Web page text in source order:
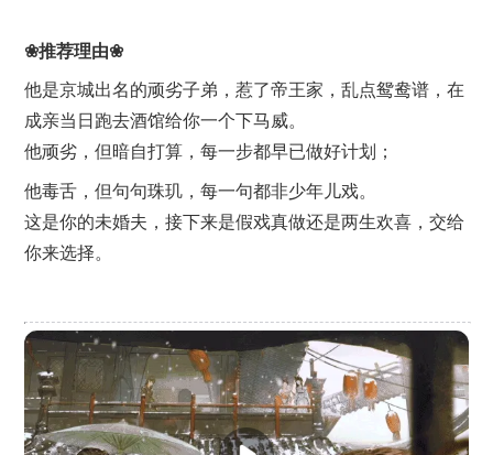
❀推荐理由❀
他是京城出名的顽劣子弟，惹了帝王家，乱点鸳鸯谱，在
成亲当日跑去酒馆给你一个下马威。
他顽劣，但暗自打算，每一步都早已做好计划；
他毒舌，但句句珠玑，每一句都非少年儿戏。
这是你的未婚夫，接下来是假戏真做还是两生欢喜，交给
你来选择。